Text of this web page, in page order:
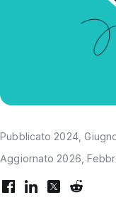
Pubblicato 2024,
Aggiornato 2026,